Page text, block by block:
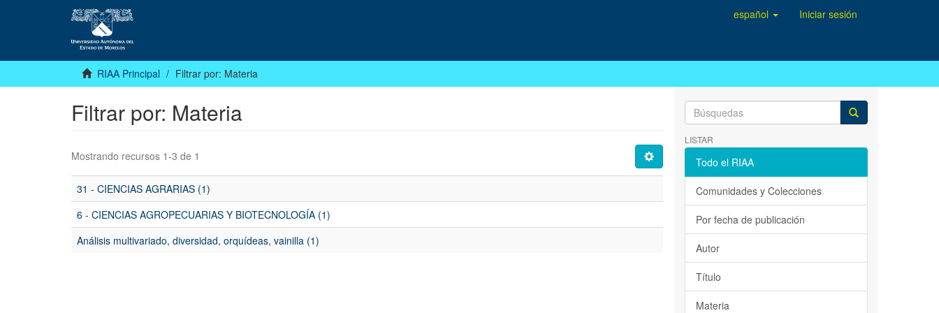
español Iniciar sesión
RIAA Principal Filtrar por: Materia
Filtrar por: Materia
Mostrando recursos 1-3 de 1
31 - CIENCIAS AGRARIAS (1)
6 - CIENCIAS AGROPECUARIAS Y BIOTECNOLOGÍA (1)
Análisis multivariado, diversidad, orquídeas, vainilla (1)
LISTAR
Todo el RIAA
Comunidades y Colecciones
Por fecha de publicación
Autor
Título
Materia